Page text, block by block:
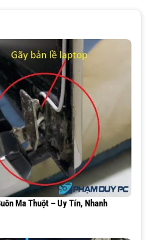
Ma Thuột – Uy Tín, Nhanh